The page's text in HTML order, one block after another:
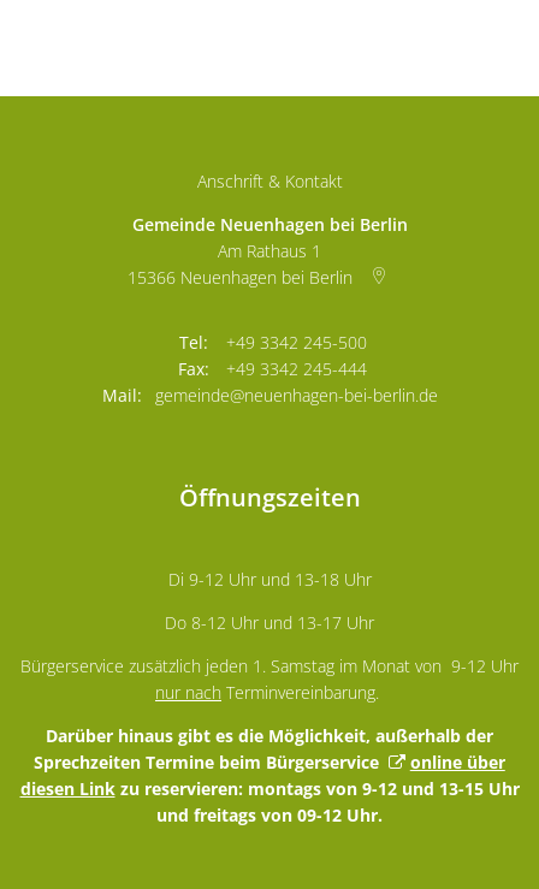
Anschrift & Kontakt
Gemeinde Neuenhagen bei Berlin
Am Rathaus 1
15366 Neuenhagen bei Berlin
+49 3342 245-500
+49 3342 245-444
gemeinde@neuenhagen-bei-berlin.de
Öffnungszeiten
Di 9-12 Uhr und 13-18 Uhr
Do 8-12 Uhr und 13-17 Uhr
Bürgerservice zusätzlich jeden 1. Samstag im Monat von 9-12 Uhr
nur nach Terminvereinbarung.
Darüber hinaus gibt es die Möglichkeit, außerhalb der
Sprechzeiten Termine beim Bürgerservice
online über
diesen Link zu reservieren: montags von 9-12 und 13-15 Uhr
und freitags von 09-12 Uhr.